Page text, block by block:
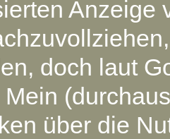
Anzeige
doch laut
über die